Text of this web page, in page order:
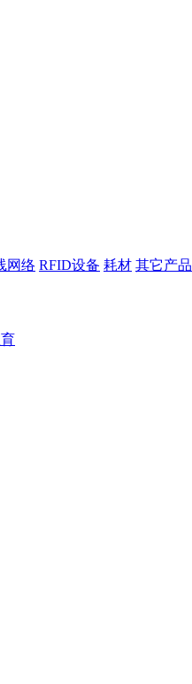
网络 RFID设备 耗材 其它产品